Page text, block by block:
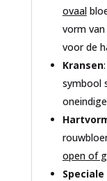
ovaal
vorm van
voor de
Kransen
symbool
open of